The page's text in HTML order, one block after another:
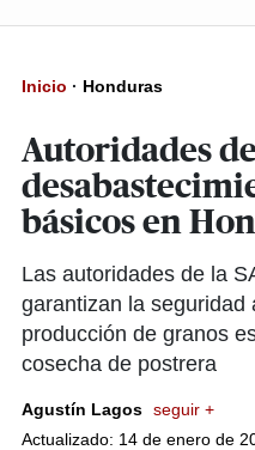
Inicio · Honduras
Autoridades
básicos en
Las autoridades de la
garantizan la seguridad
producción de granos
cosecha de postrera
Agustín Lagos seguir +
Actualizado: 14 de enero de